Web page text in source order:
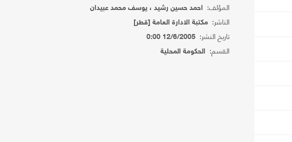
المؤلف: احمد حسين رشيد ، يوسف محمد عبيدان
الناشر: مكتبة الادارة العامة [قطر]
تاريخ النشر: 12/6/2005 0:00
القسم: الحكومة المحلية